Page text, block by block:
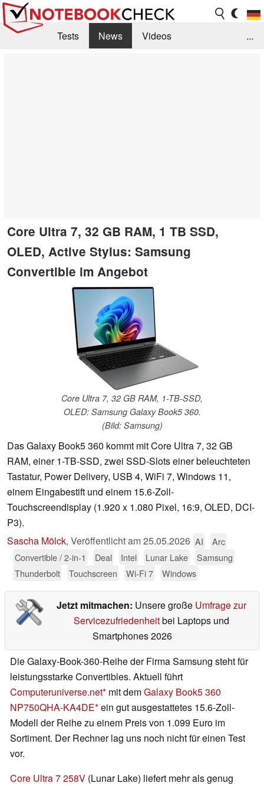
Tests News
Videos
...
Core Ultra 7, 32 GB RAM, 1 TB SSD,
OLED, Active Stylus: Samsung
Convertible im Angebot
Core Ultra 7, 32 GB RAM, 1-TB-SSD,
OLED: Samsung Galaxy Book5 360.
(Bild: Samsung)
Das Galaxy Book5 360 kommt mit Core Ultra 7, 32 GB
RAM, einer 1-TB-SSD, zwei SSD-Slots einer beleuchteten
Tastatur, Power Delivery, USB 4, WiFi 7, Windows 11,
einem Eingabestift und einem 15.6-Zoll-
Touchscreendisplay (1.920 x 1.080 Pixel, 16:9, OLED, DCI-
P3).
Sascha Mölck, Veröffentlicht am25.05.2026 AI
Arc
Convertible / 2-in-1
Deal Intel Lunar Lake
Samsung
Thunderbolt
Touchscreen Wi-Fi 7 Windows
Jetzt mitmachen: Unsere große Umfrage zur
Servicezufriedenheitbei Laptops und
Smartphones 2026
Die Galaxy-Book-360-Reihe der Firma Samsung steht für
leistungsstarke Convertibles. Aktuell führt
Computeruniverse.net mit demGalaxy Book5 360
NP750QHA-KA4DE ein gut ausgestattetes 15.6-Zoll-
Modell der Reihe zu einem Preis von 1.099 Euro im
Sortiment. Der Rechner lag uns noch nicht für einen Test
vor.
Core Ultra 7 258V (Lunar Lake) liefert mehr als genug